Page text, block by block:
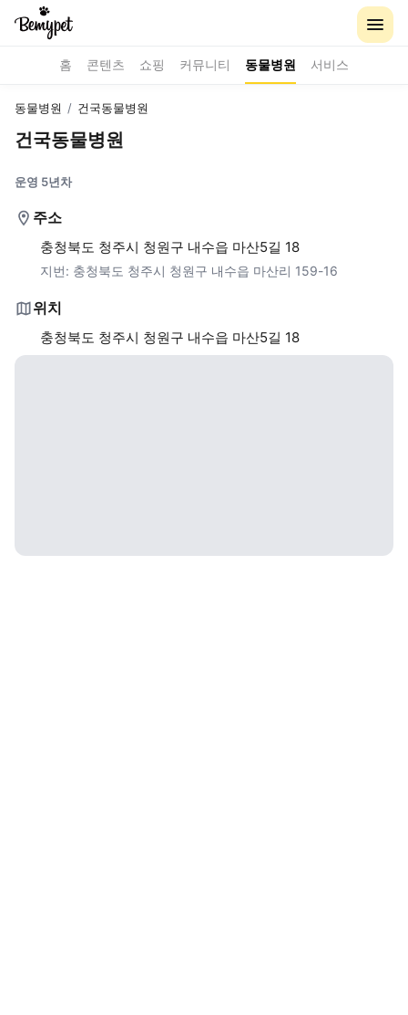
홈 콘텐츠 쇼핑 커뮤니티 동물병원 서비스
동물병원 / 건국동물병원
건국동물병원
운영 5년차
주소
충청북도 청주시 청원구 내수읍 마산5길 18
지번: 충청북도 청주시 청원구 내수읍 마산리 159-16
위치
충청북도 청주시 청원구 내수읍 마산5길 18